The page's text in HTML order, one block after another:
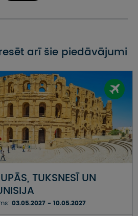
arī šie piedāvājumi
TUKSNESĪ UN
03.05.2027 - 10.05.2027